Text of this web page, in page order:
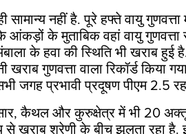
सामान्य नहीं है. पूरे हफ्ते वायु गुणवत्ता
आंकड़ों के मुताबिक वहां वायु
के हवा की स्थिति भी खराब हुई
खराब गुणवत्ता वाला रिकॉर्ड किया
जगह प्रभावी प्रदूषण पीएम 2.5
,कैथल और कुरुक्षेत्र में भी 20
खराब श्रेणी के बीच झूलता रहा है.